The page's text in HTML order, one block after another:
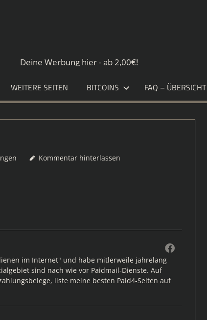
Deine Werbung hier - ab 2,00€!
WEITERE SEITEN BITCOINS FAQ – ÜBERSICHT
Kommentar hinterlassen
im Internet" und habe mitlerweile jahrelang
sind nach wie vor Paidmail-Dienste. Auf
liste meine besten Paid4-Seiten auf